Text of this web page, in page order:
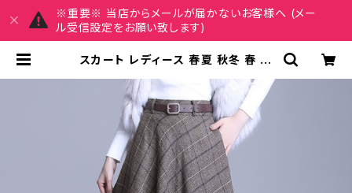
※重要※ 当店からメールが届かないお客様へ (メー
ル受信設定をお願い致します)
スカート レディース 春夏 秋冬 春 夏
ート ミディアム丈 チェック柄 グレン
チェック ミモレスカート ひざ丈スカー
ト モード 韓国 ファッション きれいめ
オフィスカジュアル 上品 ポケット ミ
ディアム ひざ下 ひざ丈 ブラック オフ
ィス カジュアル OL 上品 大人 10代
20代 30代 40代 C-SAW0023 |
REIRSE レイルセ 20代,30代,40代
レディースファッション 通販